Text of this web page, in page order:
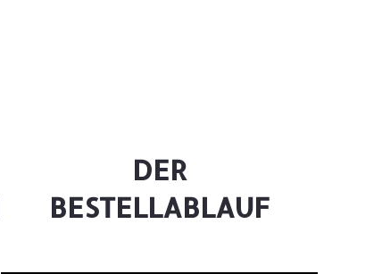
DER
BESTELLABLAUF